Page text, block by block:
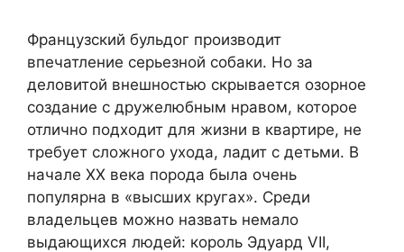
Французский бульдог производит
впечатление серьезной собаки. Но за
деловитой внешностью скрывается озорное
создание с дружелюбным нравом, которое
отлично подходит для жизни в квартире, не
требует сложного ухода, ладит с детьми. В
начале XX века порода была очень
популярна в «высших кругах». Среди
владельцев можно назвать немало
выдающихся людей: король Эдуард VII,